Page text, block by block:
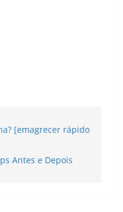
[emagrecer rápido
Antes e Depois